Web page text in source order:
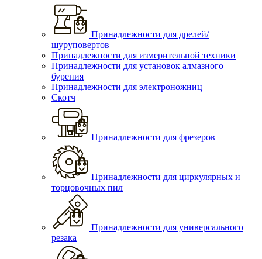
Принадлежности для дрелей/
шуруповертов
Принадлежности для измерительной техники
Принадлежности для установок алмазного
бурения
Принадлежности для электроножниц
Скотч
Принадлежности для фрезеров
Принадлежности для циркулярных и
торцовочных пил
Принадлежности для универсального
резака